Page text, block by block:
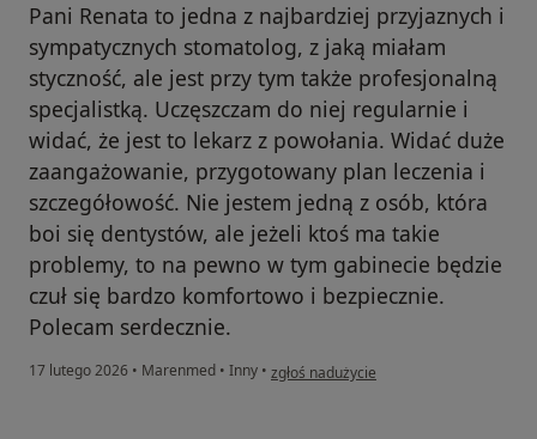
Pani Renata to jedna z najbardziej przyjaznych i
sympatycznych stomatolog, z jaką miałam
styczność, ale jest przy tym także profesjonalną
specjalistką. Uczęszczam do niej regularnie i
widać, że jest to lekarz z powołania. Widać duże
zaangażowanie, przygotowany plan leczenia i
szczegółowość. Nie jestem jedną z osób, która
boi się dentystów, ale jeżeli ktoś ma takie
problemy, to na pewno w tym gabinecie będzie
czuł się bardzo komfortowo i bezpiecznie.
Polecam serdecznie.
17 lutego 2026 • Marenmed • Inny • w opinii użytkownika Magdalena
zgłoś nadużycie